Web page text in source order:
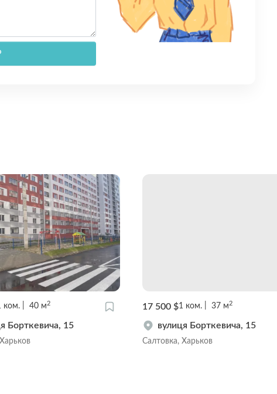
ком. 40 м2
Борткевича, 15
17 500 $1 ком. 37 м2
вулиця Борткевича, 15
Салтовка, Харьков